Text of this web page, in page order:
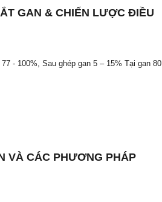
GAN & CHIẾN LƯỢC ĐIỀU
- 100%, Sau ghép gan 5 – 15% Tại gan 80
VÀ CÁC PHƯƠNG PHÁP